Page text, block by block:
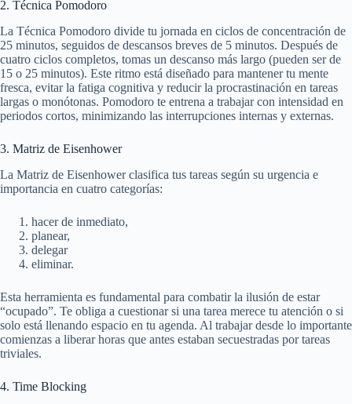
2. Técnica Pomodoro
La Técnica Pomodoro divide tu jornada en ciclos de concentración de
25 minutos, seguidos de descansos breves de 5 minutos. Después de
cuatro ciclos completos, tomas un descanso más largo (pueden ser de
15 o 25 minutos). Este ritmo está diseñado para mantener tu mente
fresca, evitar la fatiga cognitiva y reducir la procrastinación en tareas
largas o monótonas. Pomodoro te entrena a trabajar con intensidad en
periodos cortos, minimizando las interrupciones internas y externas.
3. Matriz de Eisenhower
La Matriz de Eisenhower clasifica tus tareas según su urgencia e
importancia en cuatro categorías:
hacer de inmediato,
planear,
delegar
eliminar.
Esta herramienta es fundamental para combatir la ilusión de estar
“ocupado”. Te obliga a cuestionar si una tarea merece tu atención o si
solo está llenando espacio en tu agenda. Al trabajar desde lo importante
comienzas a liberar horas que antes estaban secuestradas por tareas
triviales.
4. Time Blocking